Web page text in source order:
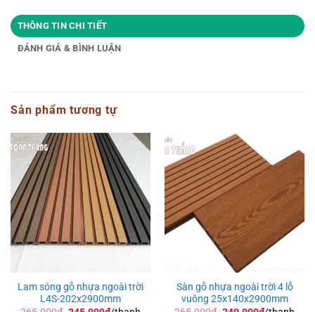
THÔNG TIN CHI TIẾT
ĐÁNH GIÁ & BÌNH LUẬN
Sản phẩm tương tự
Lam sóng gỗ nhựa ngoài trời
L4S-202x2900mm
Sàn gỗ nhựa ngoài trời 4 lỗ
vuông 25x140x2900mm